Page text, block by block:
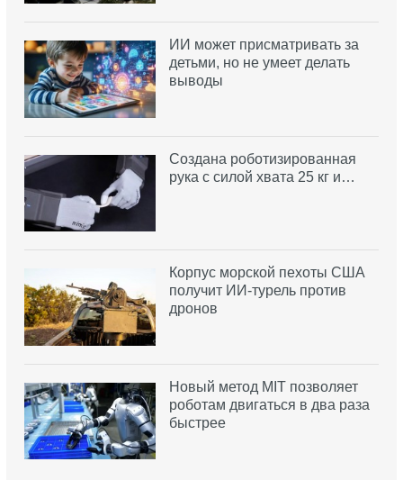
ИИ может присматривать за
детьми, но не умеет делать
выводы
Создана роботизированная
рука с силой хвата 25 кг и…
Корпус морской пехоты США
получит ИИ-турель против
дронов
Новый метод MIT позволяет
роботам двигаться в два раза
быстрее